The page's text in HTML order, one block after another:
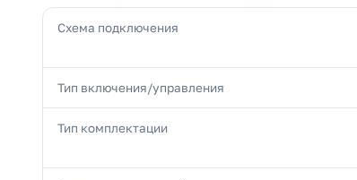
Схема подключения
Тип включения/управления
Тип комплектации